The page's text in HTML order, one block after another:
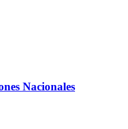
Nacionales